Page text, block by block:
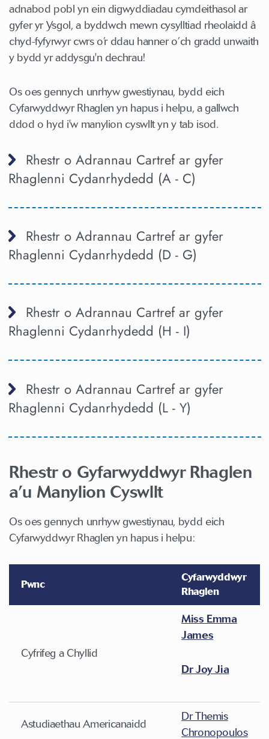
adnabod pobl yn ein digwyddiadau cymdeithasol ar
gyfer yr Ysgol, a byddwch mewn cysylltiad rheolaidd â
chyd-fyfyrwyr cwrs o’r ddau hanner o’ch gradd unwaith
y bydd yr addysgu'n dechrau!
Os oes gennych unrhyw gwestiynau, bydd eich
Cyfarwyddwyr Rhaglen yn hapus i helpu, a gallwch
ddod o hyd i'w manylion cyswllt yn y tab isod.
Rhestr o Adrannau Cartref ar gyfer
Rhaglenni Cydanrhydedd (A - C)
Rhestr o Adrannau Cartref ar gyfer
Rhaglenni Cydanrhydedd (D - G)
Rhestr o Adrannau Cartref ar gyfer
Rhaglenni Cydanrhydedd (H - I)
Rhestr o Adrannau Cartref ar gyfer
Rhaglenni Cydanrhydedd (L - Y)
Rhestr o Gyfarwyddwyr Rhaglen
a’u Manylion Cyswllt
Os oes gennych unrhyw gwestiynau, bydd eich
Cyfarwyddwyr Rhaglen yn hapus i helpu:
Pwnc
Cyfarwyddwyr
Rhaglen
Cyfrifeg a Chyllid
Miss Emma
James
Dr Joy Jia
Astudiaethau Americanaidd
Dr Themis
Chronopoulos